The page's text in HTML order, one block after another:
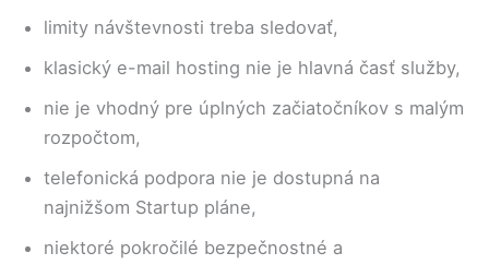
limity návštevnosti treba sledovať,
klasický e-mail hosting nie je hlavná časť služby,
nie je vhodný pre úplných začiatočníkov s malým
rozpočtom,
telefonická podpora nie je dostupná na
najnižšom Startup pláne,
niektoré pokročilé bezpečnostné a